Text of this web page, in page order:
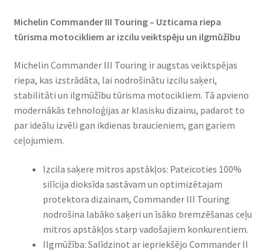
Michelin Commander III Touring – Uzticama riepa
tūrisma motocikliem ar izcilu veiktspēju un ilgmūžību
Michelin Commander III Touring ir augstas veiktspējas
riepa, kas izstrādāta, lai nodrošinātu izcilu saķeri,
stabilitāti un ilgmūžību tūrisma motocikliem. Tā apvieno
modernākās tehnoloģijas ar klasisku dizainu, padarot to
par ideālu izvēli gan ikdienas braucieniem, gan gariem
ceļojumiem.
Izcila saķere mitros apstākļos: Pateicoties 100%
silīcija dioksīda sastāvam un optimizētajam
protektora dizainam, Commander III Touring
nodrošina labāko saķeri un īsāko bremzēšanas ceļu
mitros apstākļos starp vadošajiem konkurentiem.
Ilgmūžība: Salīdzinot ar iepriekšējo Commander II